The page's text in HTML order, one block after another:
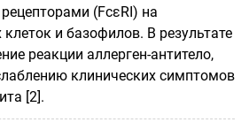
(FcεRI) на
и базофилов. В результате
реакции аллерген-антитело,
клинических симптомов
[2].